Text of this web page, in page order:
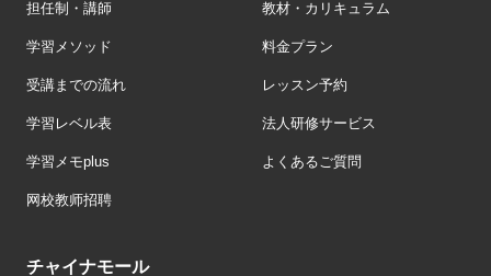
担任制・講師 教材・カリキュラム
学習メソッド 料金プラン
受講までの流れ レッスン予約
学習レベル表 法人研修サービス
学習メモplus よくあるご質問
网校教师招聘
チャイナモール